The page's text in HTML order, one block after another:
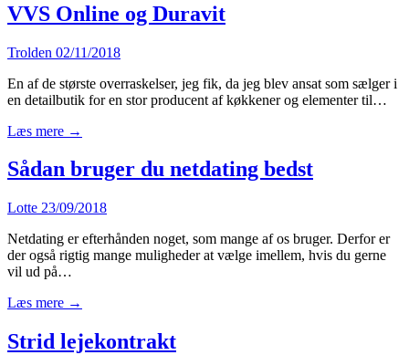
VVS Online og Duravit
Trolden 02/11/2018
En af de største overraskelser, jeg fik, da jeg blev ansat som sælger i
en detailbutik for en stor producent af køkkener og elementer til…
Læs mere →
Sådan bruger du netdating bedst
Lotte 23/09/2018
Netdating er efterhånden noget, som mange af os bruger. Derfor er
der også rigtig mange muligheder at vælge imellem, hvis du gerne
vil ud på…
Læs mere →
Strid lejekontrakt